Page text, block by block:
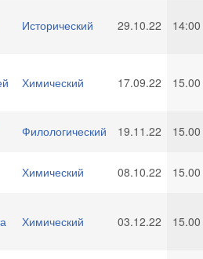
Исторический 29.10.22 14:00
Химический 17.09.22 15.00
Филологический 19.11.22 15.00
Химический 08.10.22 15.00
Химический 03.12.22 15.00